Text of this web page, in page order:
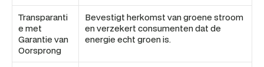
Transparanti
e met
Garantie van
Oorsprong
Bevestigt herkomst van groene stroom
en verzekert consumenten dat de
energie echt groen is.